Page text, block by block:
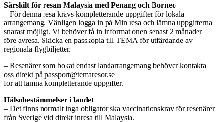
Särskilt för resan Malaysia med Penang och Borneo
– För denna resa krävs kompletterande uppgifter för lokala
arrangemang. Vänligen logga in på Min resa och lämna uppgifterna
snarast möjligt. Vi behöver få in informationen senast 2 månader
före avresa. Skicka en passkopia till TEMA för utfärdande av
regionala flygbiljetter.
– Resenärer som bokat endast landarrangemang behöver kontakta
oss direkt på passport@temaresor.se
för att lämna kompletterande uppgifter.
Hälsobestämmelser i landet
– Det finns normalt inga obligatoriska vaccinationskrav för resenärer
från Sverige vid direkt inresa till Malaysia.